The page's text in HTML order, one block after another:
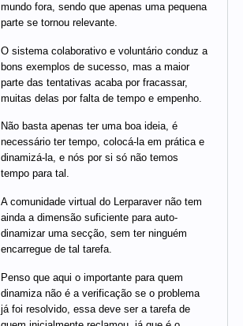
mundo fora, sendo que apenas uma pequena
parte se tornou relevante.
O sistema colaborativo e voluntário conduz a
bons exemplos de sucesso, mas a maior
parte das tentativas acaba por fracassar,
muitas delas por falta de tempo e empenho.
Não basta apenas ter uma boa ideia, é
necessário ter tempo, colocá-la em prática e
dinamizá-la, e nós por si só não temos
tempo para tal.
A comunidade virtual do Lerparaver não tem
ainda a dimensão suficiente para auto-
dinamizar uma secção, sem ter ninguém
encarregue de tal tarefa.
Penso que aqui o importante para quem
dinamiza não é a verificação se o problema
já foi resolvido, essa deve ser a tarefa de